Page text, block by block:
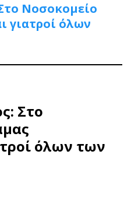
Νοσοκομείο
γιατροί όλων
Στο
όλων των